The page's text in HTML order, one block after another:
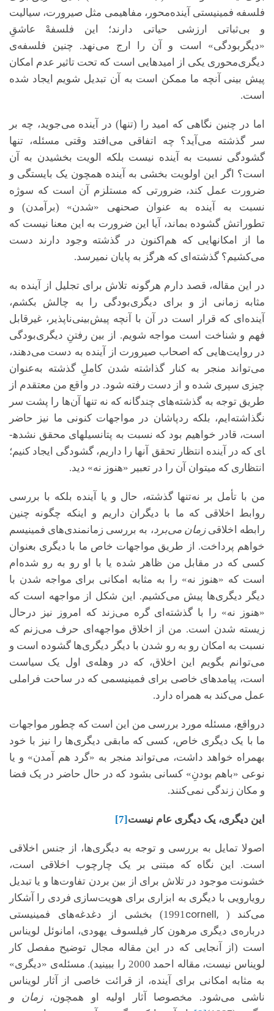
فلسفه فمینیستی آینده‌محور، مفاهیمی مثل صیرورت، سیالیت
و بی‌ثباتی ارزشی حیاتی دارند؛ این فلسفهْ عاشقِ
«دیگربودگی» است و آن را ارج می‌نهد. چنین فلسفه‌ی
دیگری‌محوری یکی از امیدهایی است که تحت تاثیر عدم امکان
پیش بینی آنچه ما ممکن است به آن تبدیل شویم ایجاد شده
است.
اما در چنین نگاهی که امید را (تنها) در آینده می‌جوید، چه بر
سر گذشته می‌آید؟ چه اتفاقی می‌افتد وقتی مسئله، تنها
گشودگی نسبت به آینده نیست بلکه الویت بخشیدن به آن
است؟ اگر این اولویت بخشی به آینده همچون یک بایستگی و
ضرورت عمل کند، ضرورتی که مستلزم آن است که سوژه
نسبت به آینده به عنوان صحنه­ی «شدن» (برآمدن) و
تطوراتش گشوده بماند، آیا این ضرورت به این ‌معنا نیست که
ما از امکان­هایی که هم‌اکنون در گذشته وجود دارند دست
می‌کشیم؟ گذشته‌ای که هرگز به پایان نمی­رسد.
در این مقاله، قصد دارم هرگونه تلاش برای تجلیل از آینده به
مثابه زمانی از و برای دیگری‌بودگی را به چالش بکشم،
آینده‌ای که قرار است در آن با آنچه پیش‌بینی‌ناپذیر، غیرقابل
فهم و شناخت است مواجه شویم. از بین رفتنِ دیگری‌بودگی
در روایت‌هایی که اصحاب صیرورت از آینده‌ به دست می‌دهند،
می‌تواند منجر به کنار گذاشته شدن کاملِ گذشته به‌عنوان
چیزی سپری شده و از دست رفته شود. در واقع من معتقدم از
طریق توجه به گذشته‌های چندگانه که نه تنها آن‌ها را پشت سر
نگذاشته‌ایم، بلکه ردپاشان در مواجهات کنونی ما نیز حاضر
است، قادر خواهیم بود که نسبت به پتانسیل­های محقق نشده­
ای که در آینده انتظار تحقق آنها را داریم، گشودگی ایجاد کنیم؛
انتظاری که می­توان آن را در تعبیر «هنوز نه» دید.
من با تأمل بر نه‌تنها گذشته، حال و یا آینده بلکه با بررسی
روابط اخلاقی که ما با دیگران داریم و اینکه چگونه چنین
رابطه اخلاقی زمان می‌برد، به بررسی زمان­مندی‌های فمینیسم
خواهم پرداخت. از طریق مواجهات خاص ما با دیگری بعنوان
کسی که در مقابل من ظاهر شده یا با او رو به رو شده‌ام
است که «هنوز نه» را به مثابه امکانی برای مواجه شدن با
دیگر دیگری‌ها پیش می‌کشیم. این شکل از مواجهه است که
«هنوز نه» را با گذشته‌ای گره می‌زند که امروز نیز درحال
زیسته شدن است. من از اخلاق مواجهه‌ای حرف می‌زنم که
نسبت به امکان رو به رو شدن با دیگر دیگری‌ها گشوده است و
می‌توانم بگویم این اخلاق، که در وهله‌ی اول یک سیاست
است، پیامدهای خاصی برای فمینیسمی که در ساحت فراملی
عمل می‌کند به همراه دارد.
درواقع، مسئله مورد بررسی من این است که چطور مواجهات
ما با یک دیگری خاص، کسی که مابقی دیگری‌ها را نیز با خود
بهمراه خواهد داشت، می‌تواند منجر به «گرد هم آمدن» و یا
نوعی «باهم بودنِ» کسانی بشود که در حال حاضر در یک فضا
و مکان زندگی نمی‌کنند.
این دیگری، یک دیگری عام نیست[7]
اصولا تمایل به بررسی و توجه به دیگری‌ها، از جنس اخلاقی
است. این نگاه که مبتنی بر یک چارچوب اخلاقی است،
خشونت موجود در تلاش برای از بین بردن تفاوت‌ها و یا تبدیل
رویارویی با دیگری به ابزاری برای هویت‌سازی فردی را آشکار
می‌کند ( cornell,
1991) بخشی از دغدغه‌های فمینیستی
درباره‌ی دیگری مرهون کار فیلسوف یهودی، امانوئل لویناس
است (از آنجایی که در این مقاله مجال توضیح مفصل کار
لویناس نیست، مقاله احمد 2000 را ببینید). مسئله‌ی «دیگری»
به مثابه امکانی برای آینده، از قرائت خاصی از آثار لویناس
ناشی می‌شود. مخصوصا آثار اولیه او همچون،
زمان و